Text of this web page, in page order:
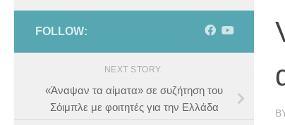
FOLLOW:
NEXT STORY
«Άναψαν τα αίματα» σε συζήτηση του
Σόιμπλε με φοιτητές για την Ελλάδα